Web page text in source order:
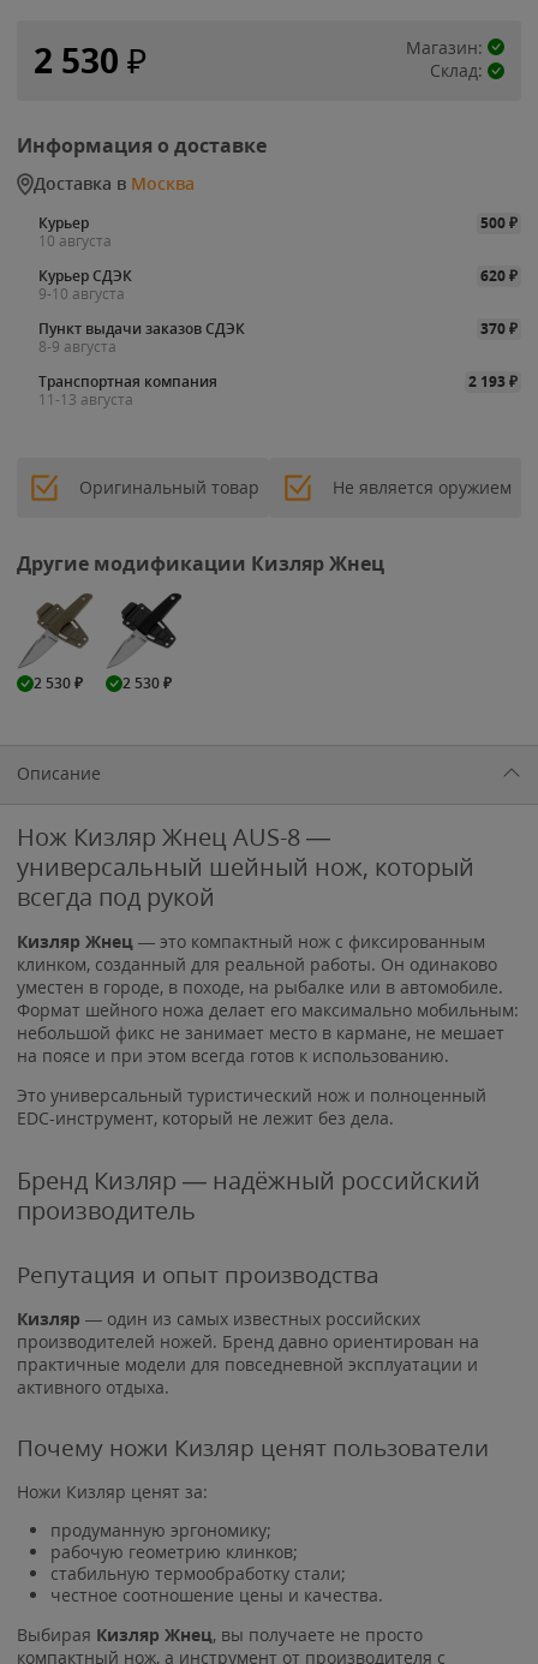
2 530 ₽
Магазин:
Склад:
Информация о доставке
Доставка в Москва
Курьер 500₽
10 августа
Курьер СДЭК
620₽
9-10 августа
Пункт выдачи заказов СДЭК
370₽
8-9 августа
Транспортная компания
2 193₽
11-13 августа
Оригинальный товар Не является оружием
Другие модификации Кизляр Жнец
2 530₽ 2 530₽
Описание
Нож Кизляр Жнец AUS-8 —
универсальный шейный нож, который
всегда под рукой
Кизляр Жнец — это компактный нож с фиксированным
клинком, созданный для реальной работы. Он одинаково
уместен в городе, в походе, на рыбалке или в автомобиле.
Формат шейного ножа делает его максимально мобильным:
небольшой фикс не занимает место в кармане, не мешает
на поясе и при этом всегда готов к использованию.
Это универсальный туристический нож и полноценный
EDC-инструмент, который не лежит без дела.
Бренд Кизляр — надёжный российский
производитель
Репутация и опыт производства
Кизляр — один из самых известных российских
производителей ножей. Бренд давно ориентирован на
практичные модели для повседневной эксплуатации и
активного отдыха.
Почему ножи Кизляр ценят пользователи
Ножи Кизляр ценят за:
продуманную эргономику;
рабочую геометрию клинков;
стабильную термообработку стали;
честное соотношение цены и качества.
Выбирая Кизляр Жнец, вы получаете не просто
компактный нож, а инструмент от производителя с